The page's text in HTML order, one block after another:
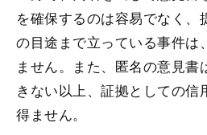
を確保するのは容易でなく、
の目途まで立っている事件は
ません。また、匿名の意見書
きない以上、証拠としての信
得ません。